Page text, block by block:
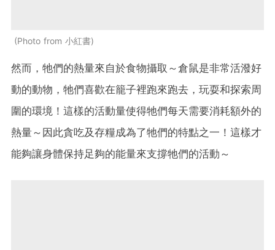
Photo from 小紅書
然而，牠們的熱量來自於食物攝取～倉鼠是非常活潑好
動的動物，牠們喜歡在籠子裡跑來跑去，玩耍和探索周
圍的環境！這樣的活動量使得牠們每天需要消耗額外的
熱量～因此貪吃及存糧成為了牠們的特點之一！這樣才
能夠讓身體保持足夠的能量來支撐牠們的活動～